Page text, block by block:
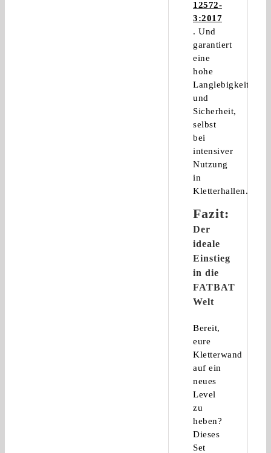
12572-
3:2017
. Und
garantiert
eine
hohe
Langlebigkeit
und
Sicherheit,
selbst
bei
intensiver
Nutzung
in
Kletterhallen.
Fazit:
Der
ideale
Einstieg
in die
FATBAT
Welt
Bereit,
eure
Kletterwand
auf ein
neues
Level
zu
heben?
Dieses
Set